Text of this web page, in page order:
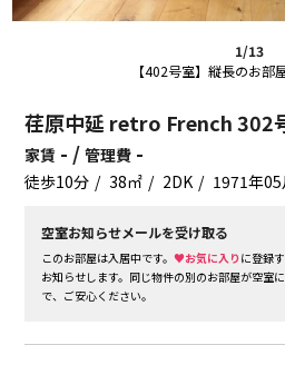
1/13
【402号室】縦長のお部
荏原中延 retro French 302
家賃 - /管理費 -
徒歩10分 38㎡ 2DK 1971年05
空室お知らせメールを受け取る
このお部屋は入居中です。♥お気に入り に登録
お知らせします。同じ物件の別のお部屋が空室
で、ご安心ください。